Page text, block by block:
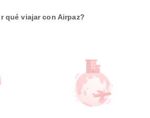
qué viajar con Airpaz?